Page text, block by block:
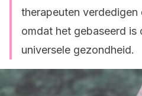
therapeuten verdedigen
omdat het gebaseerd is
universele gezondheid.